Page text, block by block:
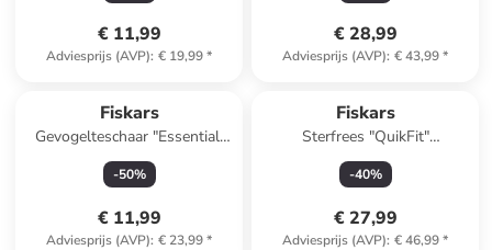
€ 11,99
Adviesprijs (AVP): € 19,99*
€ 28,99
Adviesprijs (AVP): € 43,99*
Fiskars
Gevogelteschaar "Essential"
zwart - (H)22,8 cm
-50%
€ 11,99
Adviesprijs (AVP): € 23,99*
Fiskars
Sterfrees "QuikFit"
zwart/oranje
-40%
€ 27,99
Adviesprijs (AVP): € 46,99*